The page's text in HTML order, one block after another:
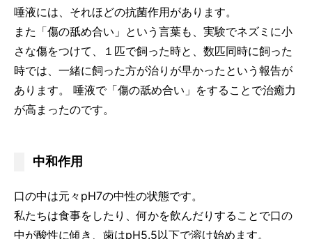
唾液には、それほどの抗菌作用があります。
また「傷の舐め合い」という言葉も、実験でネズミに小
さな傷をつけて、１匹で飼った時と、数匹同時に飼った
時では、一緒に飼った方が治りが早かったという報告が
あります。 唾液で「傷の舐め合い」をすることで治癒力
が高まったのです。
中和作用
口の中は元々pH7の中性の状態です。
私たちは食事をしたり、何かを飲んだりすることで口の
中が酸性に傾き、歯はpH5.5以下で溶け始めます。